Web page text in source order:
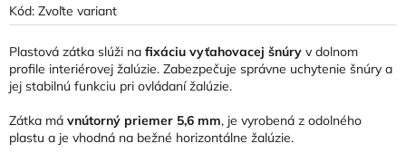
Kód: Zvoľte variant
Plastová zátka slúži na fixáciu vyťahovacej šnúry v dolnom
profile interiérovej žalúzie. Zabezpečuje správne uchytenie šnúry a
jej stabilnú funkciu pri ovládaní žalúzie.
Zátka má vnútorný priemer 5,6 mm, je vyrobená z odolného
plastu a je vhodná na bežné horizontálne žalúzie.
produktu
je
0,0
z
5
hviezdičiek.